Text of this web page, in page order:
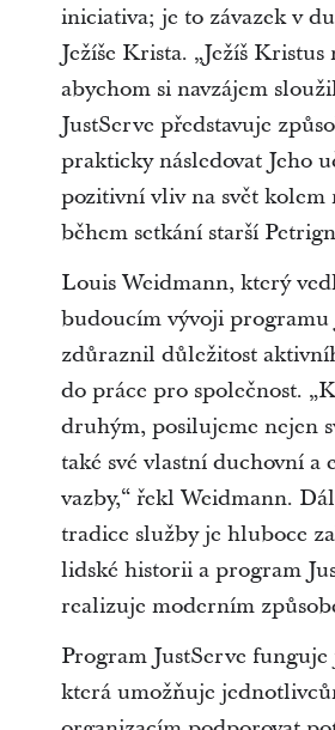
iniciativa; je to závazek v
Ježíše Krista. „Ježíš Kristus
abychom si navzájem
JustServe představuje
prakticky následovat Jeho
pozitivní vliv na svět kolem
během setkání starší
Louis Weidmann, který
budoucím vývoji programu
zdůraznil důležitost
do práce pro společnost.
druhým, posilujeme nejen
také své vlastní duchovní a
vazby,“ řekl Weidmann.
tradice služby je hluboce
lidské historii a program
realizuje moderním
Program JustServe
která umožňuje